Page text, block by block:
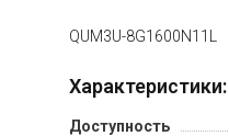
QUM3U-8G1600N11L
Характеристики:
Доступность